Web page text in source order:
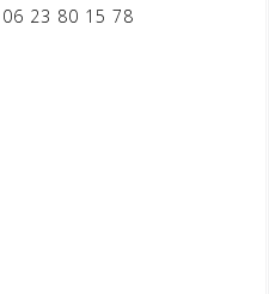
06 23 80 15 78